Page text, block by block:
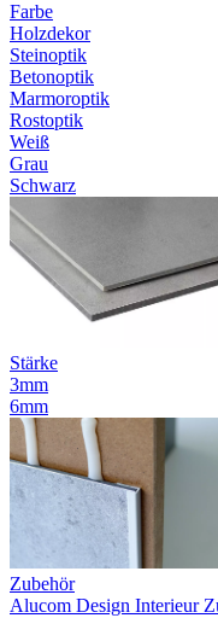
Farbe
Holzdekor
Steinoptik
Betonoptik
Marmoroptik
Rostoptik
Weiß
Grau
Schwarz
Stärke
3mm
6mm
Zubehör
Alucom Design Interieur